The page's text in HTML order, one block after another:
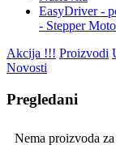
EasyDriver -
- Stepper
Akcija !!! Proizvodi
Novosti
Pregledani
Nema proizvoda